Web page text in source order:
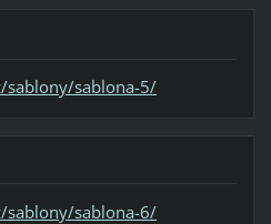
sablony/sablona-5/
sablony/sablona-6/